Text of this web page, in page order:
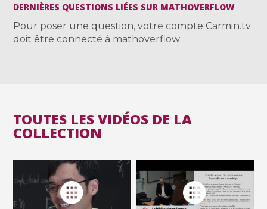
DERNIÈRES QUESTIONS LIÉES SUR MATHOVERFLOW
Pour poser une question, votre compte Carmin.tv
doit être connecté à mathoverflow
TOUTES LES VIDÉOS DE LA
COLLECTION